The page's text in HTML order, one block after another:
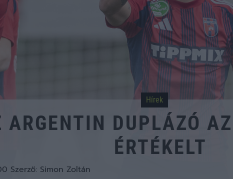
Hírek
DUPLÁZÓ
ÉRTÉKELT
Szerző: Simon Zoltán